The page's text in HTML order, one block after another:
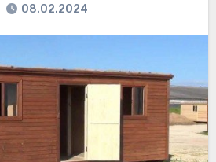
08.02.2024